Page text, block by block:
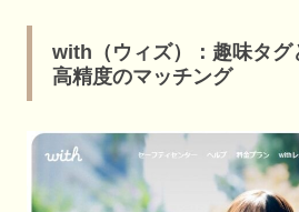
with（ウィズ）：趣味タグ
高精度のマッチング